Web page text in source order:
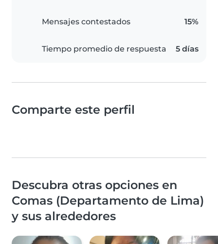
Mensajes contestados 15%
Tiempo promedio de respuesta 5 días
Comparte este perfil
Descubra otras opciones en
Comas (Departamento de Lima)
y sus alrededores